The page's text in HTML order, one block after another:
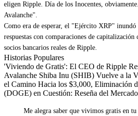
eligen Ripple. Día de los Inocentes,
Avalanche".
Como era de esperar, el "Ejército XRP" inundó
respuestas con comparaciones de
socios bancarios reales de Ripple.
Historias Populares
'Viviendo de Gratis': El CEO de Ripple
Avalanche Shiba Inu (SHIB) Vuelve a la
el Camino Hacia los $3,000, Eliminación
(DOGE) en Cuestión: Reseña del
Me alegra saber que vivimos gratis en